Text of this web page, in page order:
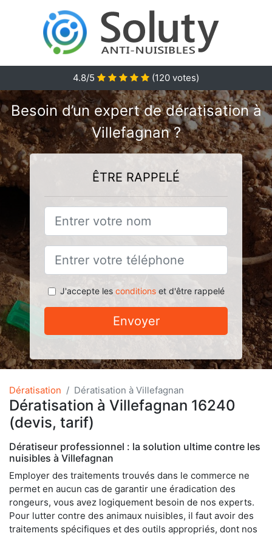
4.8/5 (120 votes)
Besoin d’un expert de dératisation à
Villefagnan ?
ÊTRE RAPPELÉ
J'accepte les conditionset d'être rappelé
Envoyer
Dératisation Dératisation à Villefagnan
Dératisation à Villefagnan 16240
(devis, tarif)
Dératiseur professionnel : la solution ultime contre les
nuisibles à Villefagnan
Employer des traitements trouvés dans le commerce ne
permet en aucun cas de garantir une éradication des
rongeurs, vous avez logiquement besoin de nos experts.
Pour lutter contre des animaux nuisibles, il faut avoir des
traitements spécifiques et des outils appropriés, dont nos